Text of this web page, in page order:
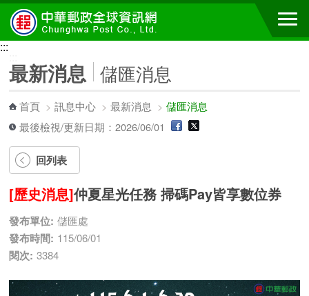
跳到主要內容區塊
:::
最新消息 儲匯消息
首頁 >訊息中心 >最新消息 >儲匯消息
最後檢視/更新日期：2026/06/01
回列表
[歷史消息]仲夏星光任務 掃碼Pay皆享數位券
發布單位: 儲匯處
發布時間: 115/06/01
閱次: 3384